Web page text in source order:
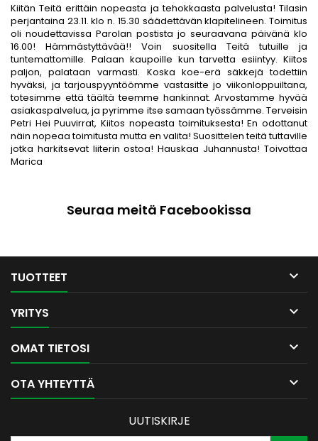
Kiitän Teitä erittäin nopeasta ja tehokkaasta palvelusta! Tilasin
perjantaina 23.11. klo n. 15.30 säädettävän klapitelineen. Toimitus
oli noudettavissa Parolan postista jo seuraavana päivänä klo
16.00! Hämmästyttävää!! Voin suositella Teitä tutuille ja
tuntemattomille. Palaan kaupoille kun tarvetta esiintyy. Kiitos
paljon, palataan varmasti. Koska koe-erä säkkejä todettiin
hyväksi, ja tarjouspyyntöömme vastasitte jo viikonloppuiltana,
totesimme että täältä teemme hankinnat. Arvostamme hyvää
asiakaspalvelua, ja pyrimme itse samaan työssämme. Terveisin
Petri Hei Puuvirrat, Kiitos nopeasta toimituksesta! En odottanut
näin nopeaa toimitusta mutta en valita! Suosittelen teitä tuttaville
jotka harkitsevat liiterin ostoa! Hauskaa Juhannusta! Toivottaa
Marica
Seuraa meitä Facebookissa
TUOTTEET 
YRITYS 
OMAT TIETOSI 
OTA YHTEYTTÄ 
UUTISKIRJE